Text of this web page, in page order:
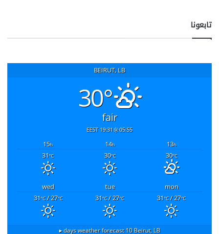
تابعونا
BEIRUT, LB
30°
fair
05:55
19:31 EEST
13h
14h
15h
30°C
30°C
31°C
mon
tue
wed
31°C/ 27°C
31°C/ 27°C
31°C/ 27°C
Beirut, LB
10 days weather forecast ▸